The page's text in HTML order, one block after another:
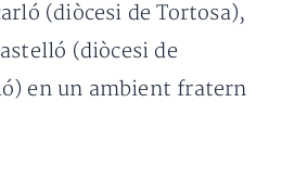
(diòcesi de Tortosa),
(diòcesi de
en un ambient fratern